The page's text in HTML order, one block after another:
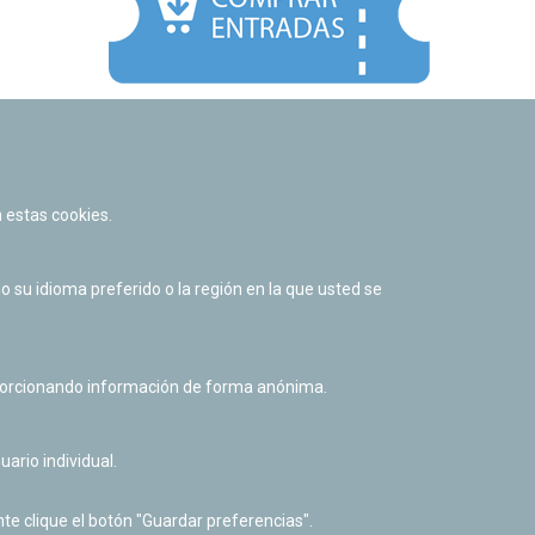
Política de cookies
Derecho de acceso a información pública
cookies.
su idioma preferido o la región en la que usted se
información de forma anónima.
individual.
clique el botón "Guardar preferencias".